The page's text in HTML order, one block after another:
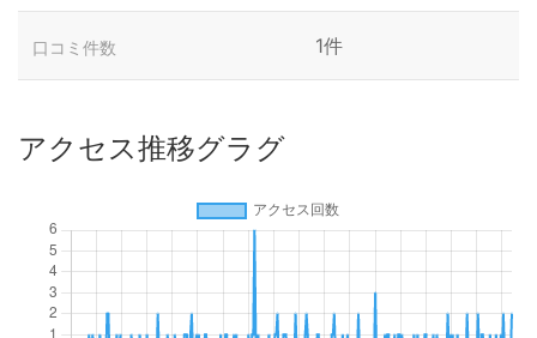
口コミ件数 1件
アクセス推移グラグ